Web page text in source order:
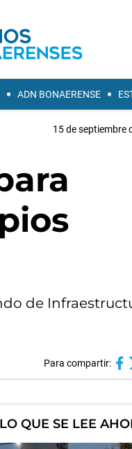
ADN BONAERENSE
15 de septiembre
de
Para compartir:
LO QUE SE LEE